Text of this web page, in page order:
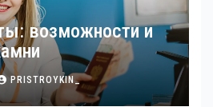
возможности и
PRISTROYKIN_